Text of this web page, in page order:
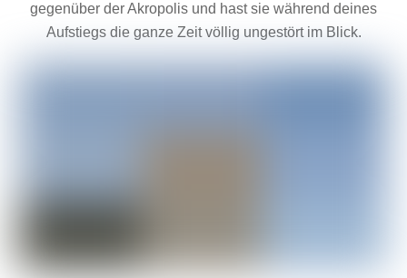
gegenüber der Akropolis und hast sie während deines
Aufstiegs die ganze Zeit völlig ungestört im Blick.